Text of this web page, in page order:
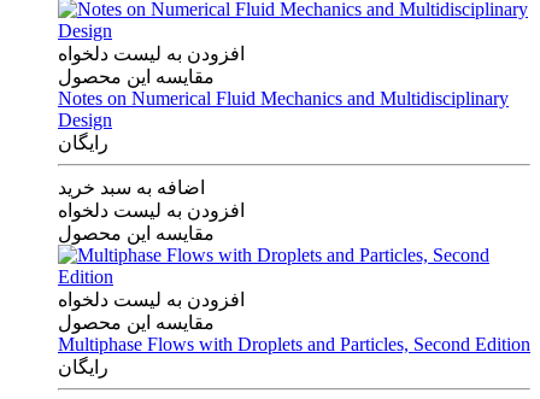
افزودن به لیست دلخواه
مقایسه این محصول
Notes on Numerical Fluid Mechanics and Multidisciplinary
Design
رایگان
اضافه به سبد خرید
افزودن به لیست دلخواه
مقایسه این محصول
افزودن به لیست دلخواه
مقایسه این محصول
Multiphase Flows with Droplets and Particles, Second Edition
رایگان